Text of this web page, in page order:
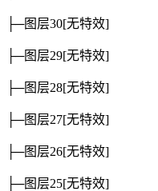
├─图层30[无特效]
├─图层29[无特效]
├─图层28[无特效]
├─图层27[无特效]
├─图层26[无特效]
├─图层25[无特效]